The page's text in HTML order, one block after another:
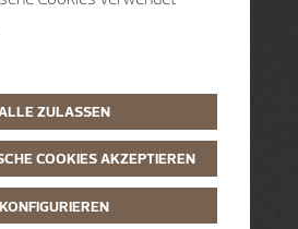
ZULASSEN
COOKIES AKZEPTIEREN
KONFIGURIEREN